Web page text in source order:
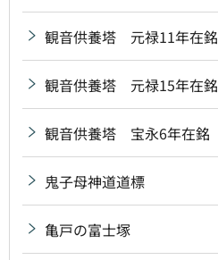
観音供養塔 元禄11年在銘
観音供養塔 元禄15年在銘
観音供養塔 宝永6年在銘
鬼子母神道道標
亀戸の富士塚